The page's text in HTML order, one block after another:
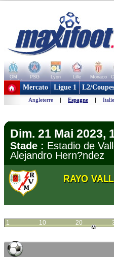
OM PSG Lyon Lille Monaco
+ de clubs
Mercato Ligue 1 L2/Coupes
Angleterre | Espagne | Italie
Dim. 21 Mai 2023,
Stade : Estadio de
Alejandro Hern?ndez
RAYO
1 10 20